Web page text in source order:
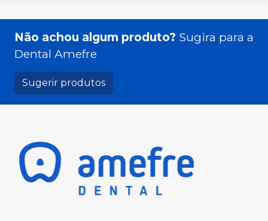
Não achou algum produto? Sugira para a
Dental Amefre
Sugerir produtos